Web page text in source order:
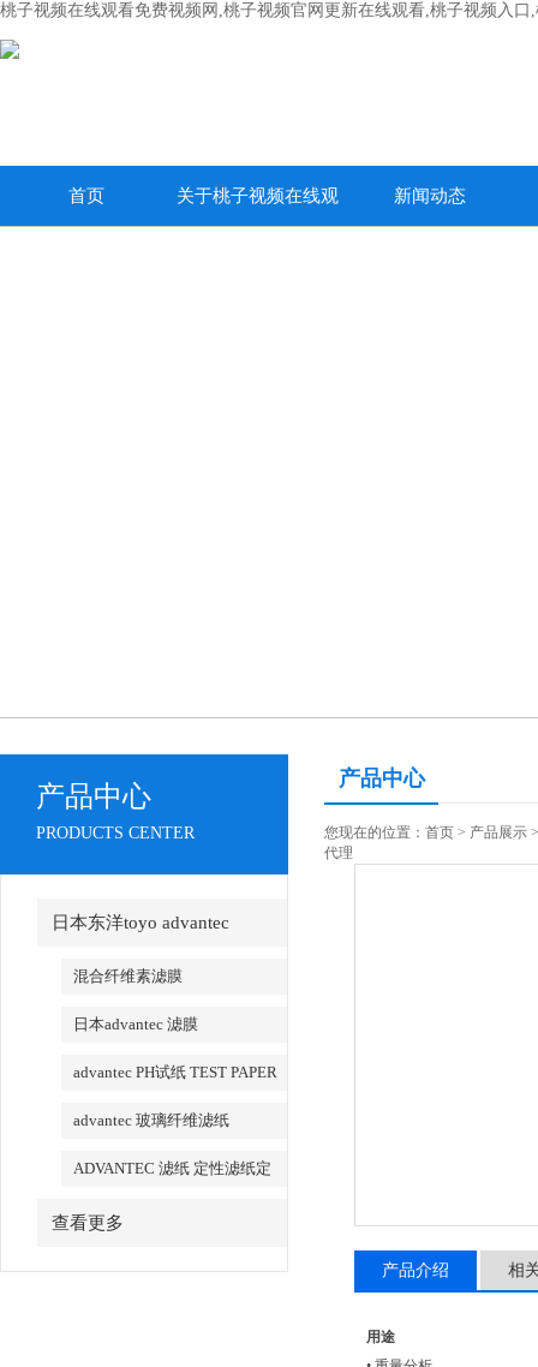
桃子视频在线观看免费视频网,桃子视频官网更新在线观看,桃子视频入口
首页 关于桃子视频在线观 新闻动态
产品中心
PRODUCTS CENTER
日本东洋toyo advantec
混合纤维素滤膜
日本advantec 滤膜
advantec PH试纸 TEST PAPER
advantec 玻璃纤维滤纸
ADVANTEC 滤纸 定性滤纸定
查看更多
产品中心
您现在的位置： 首页 > 产品展示
代理
产品介绍 相
用途